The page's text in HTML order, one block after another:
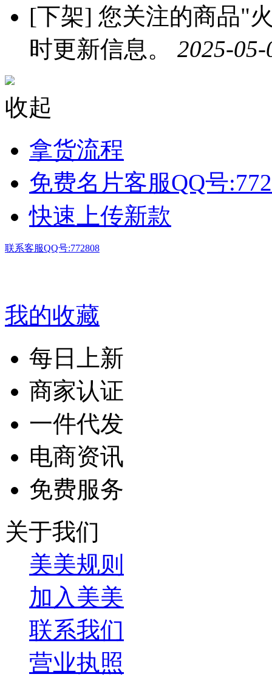
[下架] 您关注的商品"
时更新信息。 2025-
收起
拿货流程
免费名片客服QQ号
快速上传新款
联系客服QQ号:772808
我的收藏
每日上新
商家认证
一件代发
电商资讯
免费服务
关于我们
美美规则
加入美美
联系我们
营业执照